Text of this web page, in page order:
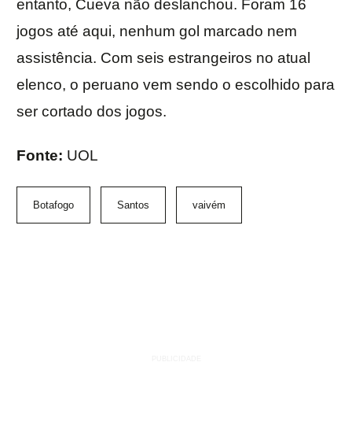
entanto, Cueva não deslanchou. Foram 16
jogos até aqui, nenhum gol marcado nem
assistência. Com seis estrangeiros no atual
elenco, o peruano vem sendo o escolhido para
ser cortado dos jogos.
Fonte: UOL
Botafogo Santos vaivém